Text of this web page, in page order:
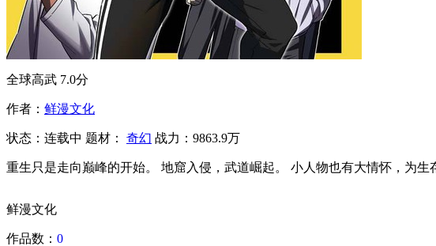
全球高武 7.0分
作者： 鲜漫文化
状态： 连载中 题材： 奇幻 战力：9863.9万
重生只是走向巅峰的开始。 地窟入侵，武道崛起。 小人物也有大情怀，为
鲜漫文化
作品数： 0